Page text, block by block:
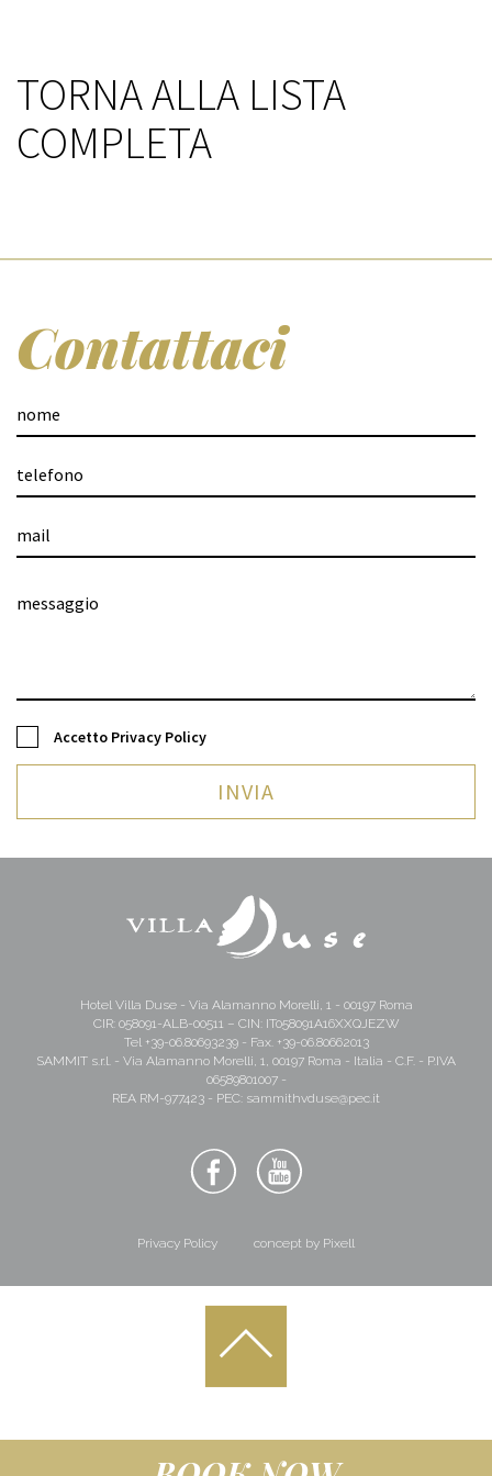
TORNA ALLA LISTA
COMPLETA
Contattaci
Accetto Privacy Policy
INVIA
Hotel Villa Duse - Via Alamanno Morelli, 1 - 00197 Roma
CIR: 058091-ALB-00511 – CIN: IT058091A16XXQJEZW
Tel +39-06.80693239- Fax. +39-06.80662013
SAMMIT s.r.l. - Via Alamanno Morelli, 1, 00197 Roma - Italia - C.F. - P.IVA
06589801007 -
REA RM-977423 - PEC: sammithvduse@pec.it
Privacy Policy concept by Pixell